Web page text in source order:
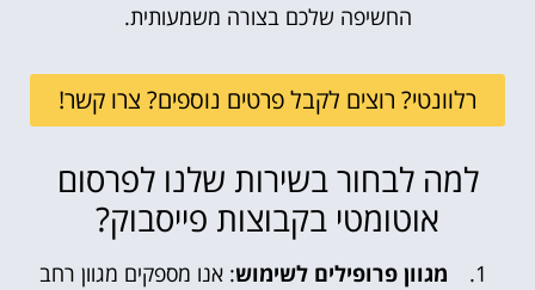
החשיפה שלכם בצורה משמעותית.
רלוונטי? רוצים לקבל פרטים נוספים? צרו קשר!
למה לבחור בשירות שלנו לפרסום
אוטומטי בקבוצות פייסבוק?
מגוון פרופילים לשימוש: אנו מספקים מגוון רחב